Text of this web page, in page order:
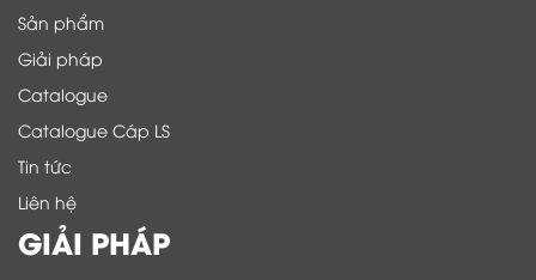
Sản phẩm
Giải pháp
Catalogue
Catalogue Cáp LS
Tin tức
Liên hệ
GIẢI PHÁP